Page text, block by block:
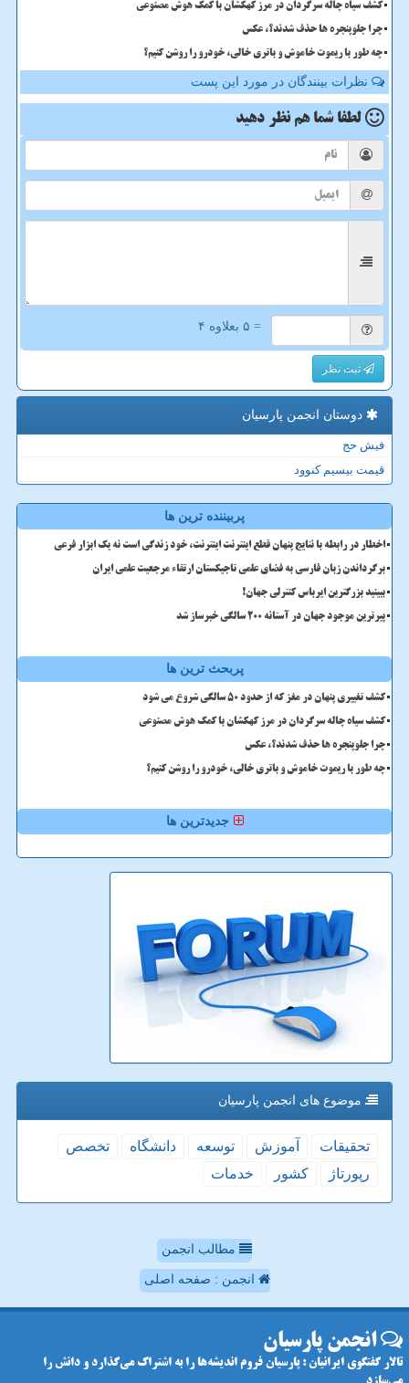
کشف سیاه چاله سرگردان در مرز کهکشان با کمک هوش مصنوعی
چرا جلوپنجره ها حذف شدند؟، عکس
چه طور با ریموت خاموش و باتری خالی، خودرو را روشن کنیم؟
نظرات بینندگان در مورد این پست
لطفا شما هم نظر دهید
= ۵ بعلاوه ۴
ثبت نظر
دوستان انجمن پارسیان
فیش حج
قیمت بیسیم کنوود
پربیننده ترین ها
اخطار در رابطه با نتایج پنهان قطع اینترنت اینترنت، خود زندگی است نه یک ابزار فرعی
برگرداندن زبان فارسی به فضای علمی تاجیکستان ارتقاء مرجعیت علمی ایران
ببینید بزرگترین ایرباس کنترلی جهان!
پیرترین موجود جهان در آستانه ۲۰۰ سالگی خبرساز شد
پربحث ترین ها
کشف تغییری پنهان در مغز که از حدود 50 سالگی شروع می شود
کشف سیاه چاله سرگردان در مرز کهکشان با کمک هوش مصنوعی
چرا جلوپنجره ها حذف شدند؟، عکس
چه طور با ریموت خاموش و باتری خالی، خودرو را روشن کنیم؟
جدیدترین ها
موضوع های انجمن پارسیان
تحقیقات آموزش توسعه دانشگاه
تخصص
رپورتاژ
كشور خدمات
مطالب انجمن
انجمن : صفحه اصلی
انجمن پارسیان
تالار گفتگوی ایرانیان : پارسیان فروم اندیشه‌ها را به اشتراک می‌گذارد و دانش را